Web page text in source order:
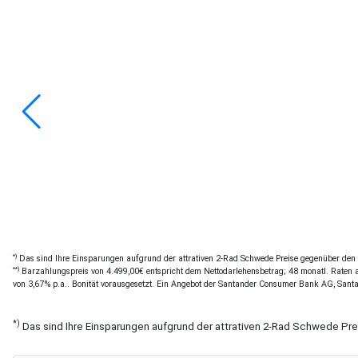
*) Das sind Ihre Einsparungen aufgrund der attrativen 2-Rad Schwede Preise gegenüber
**) Barzahlungspreis von 4.499,00€ entspricht dem Nettodarlehensbetrag; 48 monatl.
von 3,67% p.a.. Bonität vorausgesetzt. Ein Angebot der Santander Consumer Bank AG,
*) Das sind Ihre Einsparungen aufgrund der attrativen 2-Rad Schwede